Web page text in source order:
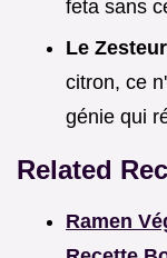
feta sans
Le
citron, ce
génie qui
Related
Ramen